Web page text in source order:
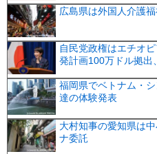
広島県は外国人介護
自民党政権はエチオ
発計画100万ドル拠出
福岡県でベトナム・
達の体験発表
大村知事の愛知県は
ナ委託